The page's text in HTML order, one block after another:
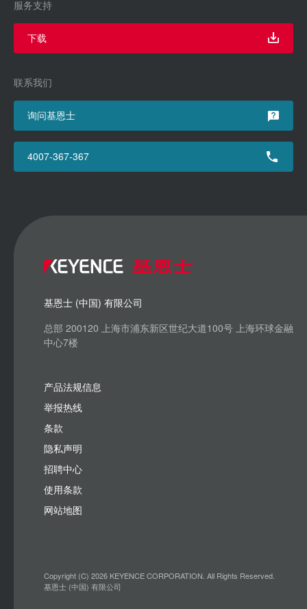
服务支持
下载
联系我们
询问基恩士
4007-367-367
基恩士 (中国) 有限公司
总部 200120 上海市浦东新区世纪大道100号 上海环球金融
中心7楼
产品法规信息
举报热线
条款
隐私声明
招聘中心
使用条款
网站地图
Copyright (C) 2026 KEYENCE CORPORATION. All Rights Reserved.
基恩士 (中国) 有限公司